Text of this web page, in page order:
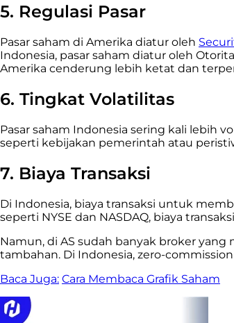
5. Regulasi Pasar
Pasar saham di Amerika diatur oleh
Indonesia, pasar saham diatur oleh
Amerika cenderung lebih ketat dan
6. Tingkat Volatilitas
Pasar saham Indonesia sering kali lebih
seperti kebijakan pemerintah atau
7. Biaya Transaksi
Di Indonesia, biaya transaksi untuk
seperti NYSE dan NASDAQ, biaya
Namun, di AS sudah banyak broker
tambahan. Di Indonesia, zero-
Baca Juga: Cara Membaca Grafik Saham